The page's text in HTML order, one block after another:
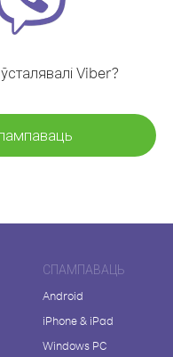
Viber?
СПАМПАВАЦЬ
Android
iPhone & iPad
Windows PC